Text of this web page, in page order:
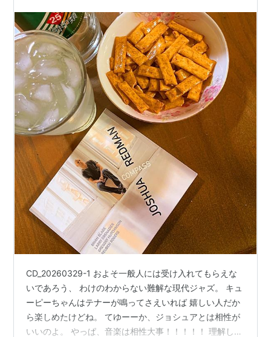
CD_20260329-1 およそ一般人には受け入れてもらえな
いであろう、 わけのわからない難解な現代ジャズ。 キュ
ーピーちゃんはテナーが鳴ってさえいれば 嬉しい人だか
ら楽しめたけどね。 てゆーーか、ジョシュアとは相性が
いいのよ。 やっぱ、音楽は相性大事！！！！！ 理解して